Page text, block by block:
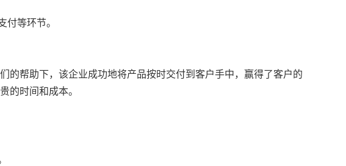
付等环节。
的帮助下，该企业成功地将产品按时交付到客户手中，赢得了客户的
的时间和成本。